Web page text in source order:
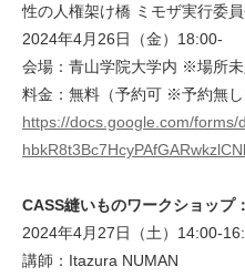
性の人権架け橋 ミモザ実行委員
2024年4月26日（金）18:00-
会場：青山学院大学内 ※場所
料金：無料（予約可 ※予約無し
https://docs.google.com/forms/
CASS縫いものワークショップ
2024年4月27日（土）14:00-
講師：Itazura NUMAN